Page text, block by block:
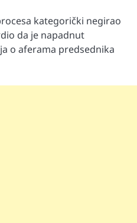
kategorički negirao
da je napadnut
o aferama predsednika